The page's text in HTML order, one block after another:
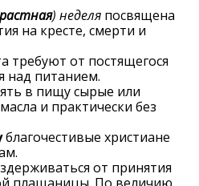
) неделя посвящена
на кресте, смерти и
требуют от постящегося
над питанием.
в пищу сырые или
и практически без
благочестивые христиане
от принятия